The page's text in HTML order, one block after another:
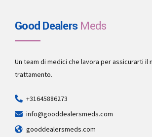
Good DealersMeds
Un team di medici che lavora per assicurarti il
trattamento.
+31645886273
info@gooddealersmeds.com
gooddealersmeds.com